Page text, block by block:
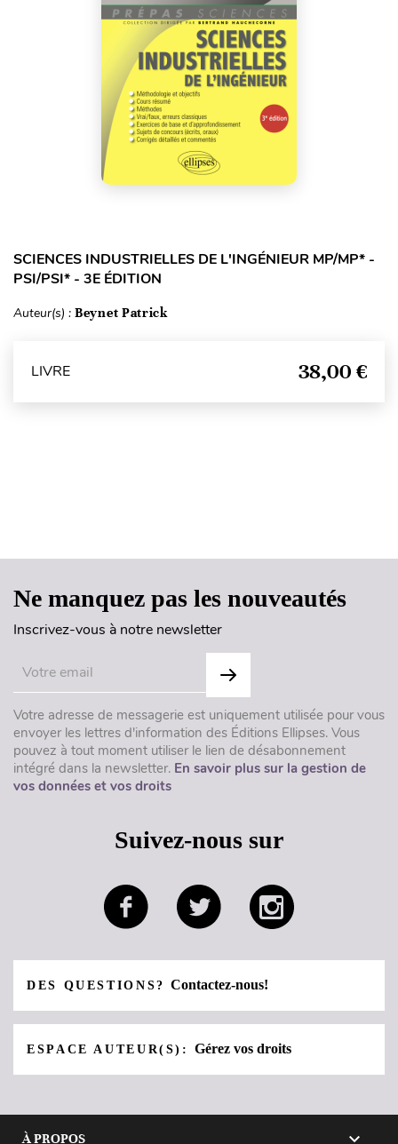
SCIENCES INDUSTRIELLES DE L'INGÉNIEUR MP/MP* -
PSI/PSI* - 3E ÉDITION
Auteur(s) : Beynet Patrick
LIVRE 38,00 €
Ne manquez pas les nouveautés
Inscrivez-vous à notre newsletter
Votre adresse de messagerie est uniquement utilisée pour vous
envoyer les lettres d'information des Éditions Ellipses. Vous
pouvez à tout moment utiliser le lien de désabonnement
intégré dans la newsletter. En savoir plus sur la gestion de
vos données et vos droits
Suivez-nous sur
DES QUESTIONS?Contactez-nous!
ESPACE AUTEUR(S):Gérez vos droits
À PROPOS 